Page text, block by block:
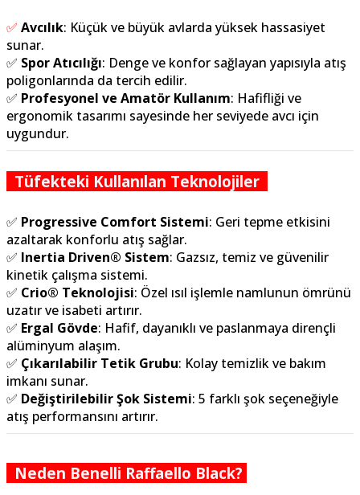
✅ Avcılık: Küçük ve büyük avlarda yüksek hassasiyet
sunar.
✅ Spor Atıcılığı: Denge ve konfor sağlayan yapısıyla atış
poligonlarında da tercih edilir.
✅ Profesyonel ve Amatör Kullanım: Hafifliği ve
ergonomik tasarımı sayesinde her seviyede avcı için
uygundur.
Tüfekteki Kullanılan Teknolojiler
✅ Progressive Comfort Sistemi: Geri tepme etkisini
azaltarak konforlu atış sağlar.
✅ Inertia Driven® Sistem: Gazsız, temiz ve güvenilir
kinetik çalışma sistemi.
✅ Crio® Teknolojisi: Özel ısıl işlemle namlunun ömrünü
uzatır ve isabeti artırır.
✅ Ergal Gövde: Hafif, dayanıklı ve paslanmaya dirençli
alüminyum alaşım.
✅ Çıkarılabilir Tetik Grubu: Kolay temizlik ve bakım
imkanı sunar.
✅ Değiştirilebilir Şok Sistemi: 5 farklı şok seçeneğiyle
atış performansını artırır.
Neden Benelli Raffaello Black?